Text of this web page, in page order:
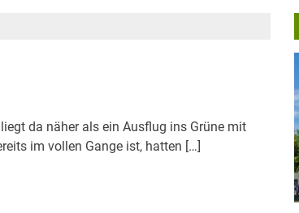
da näher als ein Ausflug ins Grüne mit
im vollen Gange ist, hatten […]